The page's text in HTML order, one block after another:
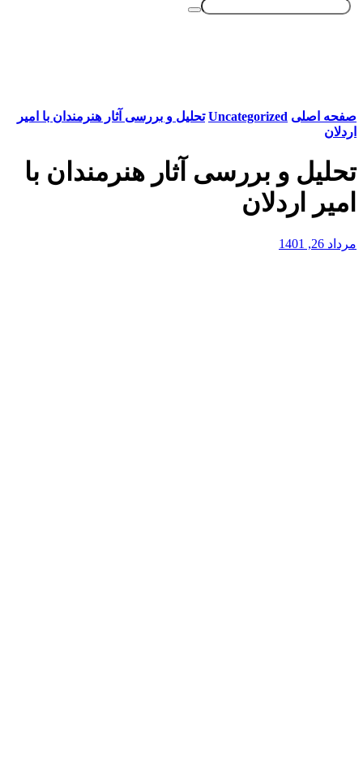
صفحه اصلی Uncategorized تحلیل و بررسی آثار هنرمندان با امیر
اردلان
تحلیل و بررسی آثار هنرمندان با
امیر اردلان
مرداد 26, 1401